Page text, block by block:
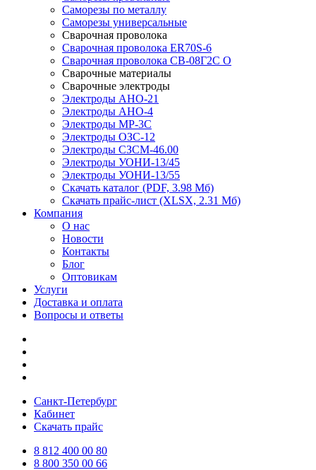
Саморезы по металлу
Саморезы универсальные
Сварочная проволока
Сварочная проволока ER70S-6
Сварочная проволока СВ-08Г2С О
Сварочные материалы
Сварочные электроды
Электроды АНО-21
Электроды АНО-4
Электроды МР-3С
Электроды ОЗС-12
Электроды СЗСМ-46.00
Электроды УОНИ-13/45
Электроды УОНИ-13/55
Скачать каталог (PDF, 3.98 Мб)
Скачать прайс-лист (XLSX, 2.31 Мб)
Компания
О нас
Новости
Контакты
Блог
Оптовикам
Услуги
Доставка и оплата
Вопросы и ответы
Санкт-Петербург
Кабинет
Скачать прайс
8 812 400 00 80
8 800 350 00 66